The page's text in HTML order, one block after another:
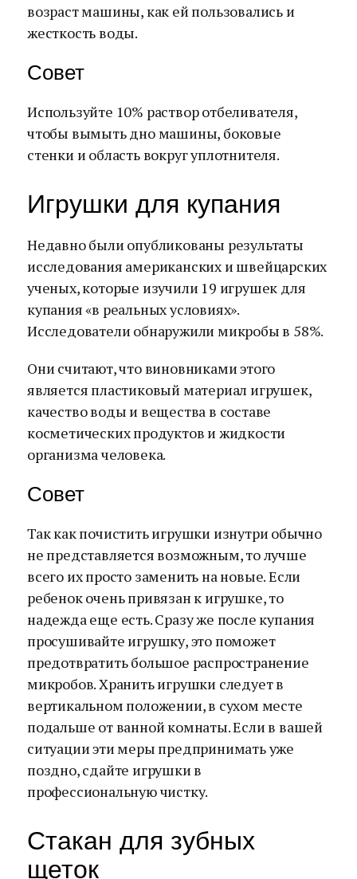
возраст машины, как ей пользовались и
жесткость воды.
Совет
Используйте 10% раствор отбеливателя,
чтобы вымыть дно машины, боковые
стенки и область вокруг уплотнителя.
Игрушки для купания
Недавно были опубликованы результаты
исследования американских и швейцарских
ученых, которые изучили 19 игрушек для
купания «в реальных условиях».
Исследователи обнаружили микробы в 58%.
Они считают, что виновниками этого
является пластиковый материал игрушек,
качество воды и вещества в составе
косметических продуктов и жидкости
организма человека.
Совет
Так как почистить игрушки изнутри обычно
не представляется возможным, то лучше
всего их просто заменить на новые. Если
ребенок очень привязан к игрушке, то
надежда еще есть. Сразу же после купания
просушивайте игрушку, это поможет
предотвратить большое распространение
микробов. Хранить игрушки следует в
вертикальном положении, в сухом месте
подальше от ванной комнаты. Если в вашей
ситуации эти меры предпринимать уже
поздно, сдайте игрушки в
профессиональную чистку.
Стакан для зубных
щеток